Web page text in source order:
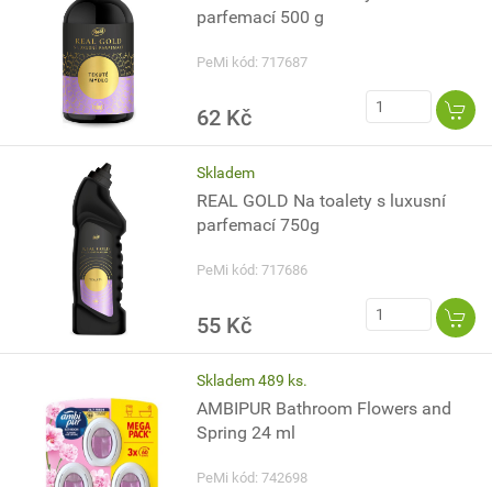
parfemací 500 g
PeMi kód: 717687
62 Kč
Skladem
REAL GOLD Na toalety s luxusní
parfemací 750g
PeMi kód: 717686
55 Kč
Skladem 489 ks.
AMBIPUR Bathroom Flowers and
Spring 24 ml
PeMi kód: 742698